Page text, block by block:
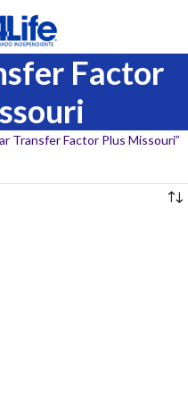
Factor
Transfer Factor Plus Missouri”